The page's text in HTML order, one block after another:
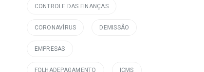
CONTROLE DAS FINANÇAS
CORONAVÍRUS DEMISSÃO
EMPRESAS
FOLHADEPAGAMENTO ICMS